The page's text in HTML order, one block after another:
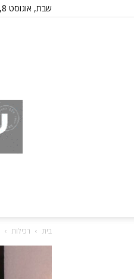
שבת, אוגוסט 8, 2026
בית רכילות